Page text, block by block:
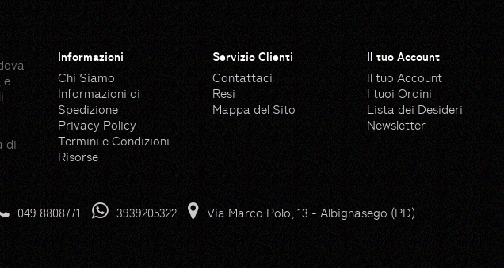
e
di
Informazioni
Chi Siamo
Informazioni di
Spedizione
Privacy Policy
Termini e Condizioni
Risorse
Servizio Clienti
Contattaci
Resi
Mappa del Sito
Il tuo Account
Il tuo Account
I tuoi Ordini
Lista dei Desideri
Newsletter
- Flaticon
Pump icons created by Good Ware - Flaticon
049 8808771 3939205322 Via Marco Polo, 13 - Albignasego (PD)